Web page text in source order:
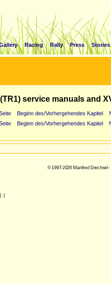
Racing Rally Press Stories
service manuals and
Beginn des/Vorhergehendes Kapitel
Beginn des/Vorhergehendes Kapitel
© 1997-2026 Manfred Drechsel
| |